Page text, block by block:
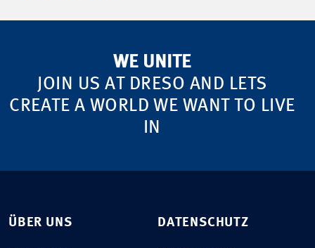
WE UNITE
JOIN US AT DRESO AND LETS
CREATE A WORLD WE WANT TO LIVE
IN
ÜBER UNS DATENSCHUTZ